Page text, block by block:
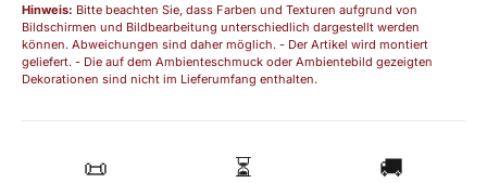
Hinweis: Bitte beachten Sie, dass Farben und Texturen aufgrund von
Bildschirmen und Bildbearbeitung unterschiedlich dargestellt werden
können. Abweichungen sind daher möglich. - Der Artikel wird montiert
geliefert. - Die auf dem Ambienteschmuck oder Ambientebild gezeigten
Dekorationen sind nicht im Lieferumfang enthalten.
📜 ⏳ 🚚